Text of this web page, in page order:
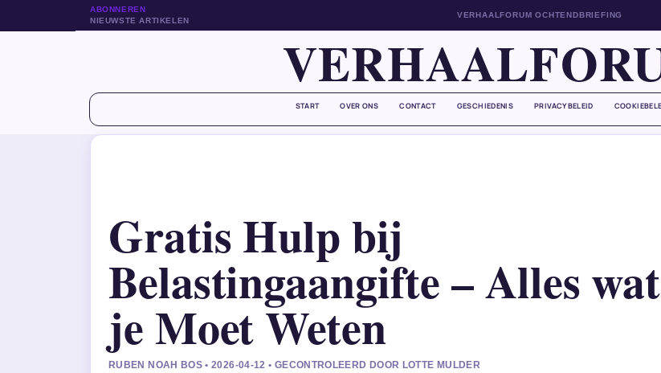
ABONNEREN
NIEUWSTE ARTIKELEN
VERHAALFORUM OCHTENDBRIEFING
START OVER ONS CONTACT GESCHIEDENIS PRIVACYBELEID
Gratis Hulp bij
Belastingaangifte – Alles wat
je Moet Weten
RUBEN NOAH BOS • 2026-04-12 • GECONTROLEERD DOOR LOTTE MULDER